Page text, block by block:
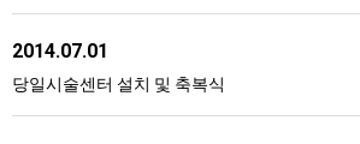
2014.07.01
당일시술센터 설치 및 축복식